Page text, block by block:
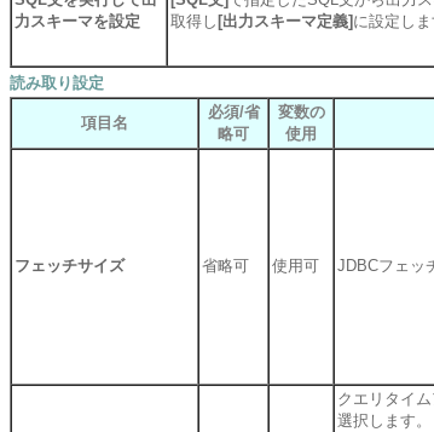
力スキーマを設定
取得し [出力スキーマ定義] に設定しま
読み取り設定
項目名
必須/省
略可
変数の
使用
フェッチサイズ 省略可 使用可 JDBCフェッ
クエリタイ
選択します。